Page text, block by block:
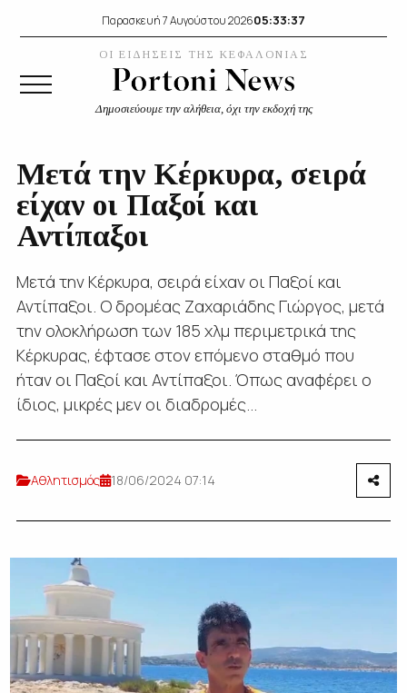
Παρασκευή 7 Αυγούστου 202605:33:37
ΟΙ ΕΙΔΗΣΕΙΣ ΤΗΣ ΚΕΦΑΛΟΝΙΑΣ
Δημοσιεύουμε την αλήθεια, όχι την εκδοχή της
Μετά την Κέρκυρα, σειρά
είχαν οι Παξοί και
Αντίπαξοι
Μετά την Κέρκυρα, σειρά είχαν οι Παξοί και
Αντίπαξοι. Ο δρομέας Ζαχαριάδης Γιώργος, μετά
την ολοκλήρωση των 185 χλμ περιμετρικά της
Κέρκυρας, έφτασε στον επόμενο σταθμό που
ήταν οι Παξοί και Αντίπαξοι. Όπως αναφέρει ο
ίδιος, μικρές μεν οι διαδρομές...
Αθλητισμός 18/06/2024 07:14